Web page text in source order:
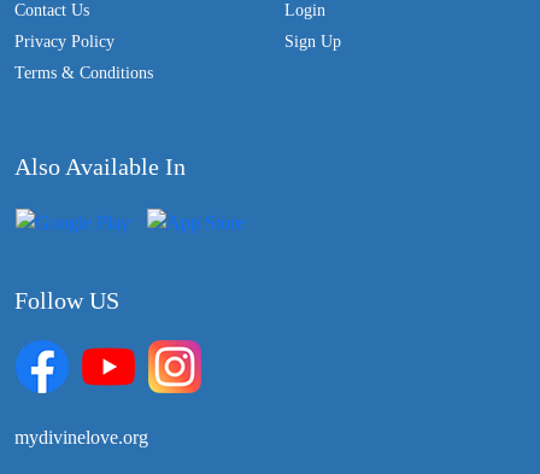
Contact Us
Privacy Policy
Terms & Conditions
Login
Sign Up
Also Available In
Follow US
mydivinelove.org